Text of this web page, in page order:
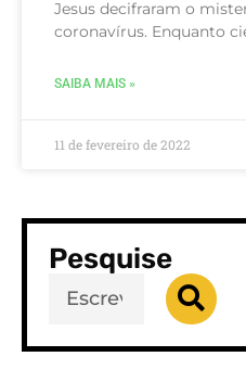
Jesus decifraram o
coronavírus. Enquanto
SAIBA MAIS »
11 de fevereiro de 2022
Pesquise